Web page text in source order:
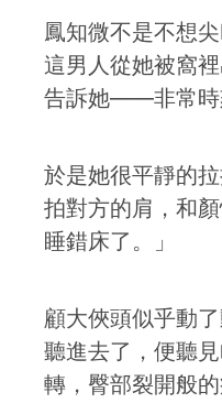
鳳知微不是不想
這男人從她被窩
告訴她——非常時
於是她很平靜的
拍對方的肩，和
睡錯床了。」
顧大俠頭似乎動
聽進去了，便聽
轉，臀部裂開般的